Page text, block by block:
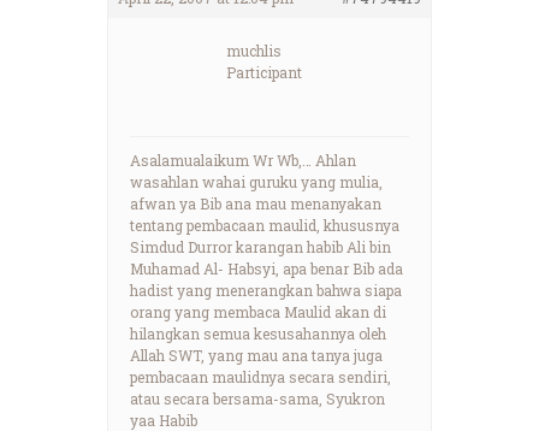
muchlis
Participant
Asalamualaikum Wr Wb,… Ahlan
wasahlan wahai guruku yang mulia,
afwan ya Bib ana mau menanyakan
tentang pembacaan maulid, khususnya
Simdud Durror karangan habib Ali bin
Muhamad Al- Habsyi, apa benar Bib ada
hadist yang menerangkan bahwa siapa
orang yang membaca Maulid akan di
hilangkan semua kesusahannya oleh
Allah SWT, yang mau ana tanya juga
pembacaan maulidnya secara sendiri,
atau secara bersama-sama, Syukron
yaa Habib